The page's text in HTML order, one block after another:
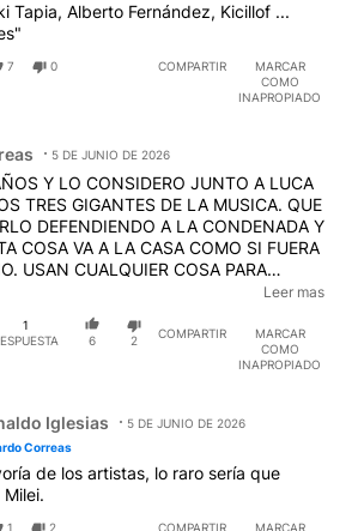
Tapia, Alberto Fernández, Kicillof ...
7 0 COMPARTIR
MARCAR
COMO
INAPROPIADO
Correas.
5 DE JUNIO DE 2026
Y LO CONSIDERO JUNTO A LUCA
TRES GIGANTES DE LA MUSICA. QUE
DEFENDIENDO A LA CONDENADA Y
COSA VA A LA CASA COMO SI FUERA
USAN CUALQUIER COSA PARA
CALESITA DEL PODER. EN CUANTO A
DISFRUTES LO QUE VENGA
MERECES,MUCHOS RICOTEROS TE
ESOS RICOTEROS QUE TE
Leer mas
1
6 2
COMPARTIR
MARCAR
COMO
INAPROPIADO
Iglesias
5 DE JUNIO DE 2026
Correas
de los artistas, lo raro sería que
1 2 COMPARTIR MARCAR